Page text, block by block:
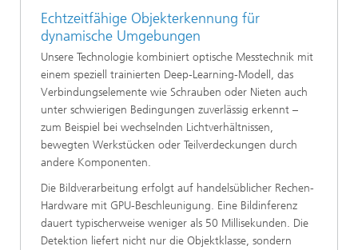
Echtzeitfähige Objekterkennung für
dynamische Umgebungen
Unsere Technologie kombiniert optische Messtechnik mit
einem speziell trainierten Deep-Learning-Modell, das
Verbindungselemente wie Schrauben oder Nieten auch
unter schwierigen Bedingungen zuverlässig erkennt –
zum Beispiel bei wechselnden Lichtverhältnissen,
bewegten Werkstücken oder Teilverdeckungen durch
andere Komponenten.
Die Bildverarbeitung erfolgt auf handelsüblicher Rechen-
Hardware mit GPU-Beschleunigung. Eine Bildinferenz
dauert typischerweise weniger als 50 Millisekunden. Die
Detektion liefert nicht nur die Objektklasse, sondern